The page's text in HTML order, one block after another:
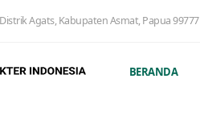
Agats, Kabupaten Asmat, Papua 99777
BERANDA